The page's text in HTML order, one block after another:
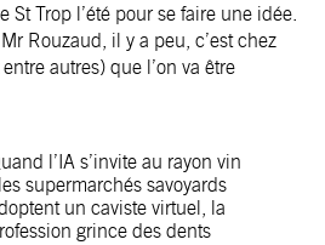
St Trop l’été pour se faire une idée.
Rouzaud, il y a peu, c’est chez
autres) que l’on va être
l’IA s’invite au rayon vin
supermarchés savoyards
un caviste virtuel, la
grince des dents